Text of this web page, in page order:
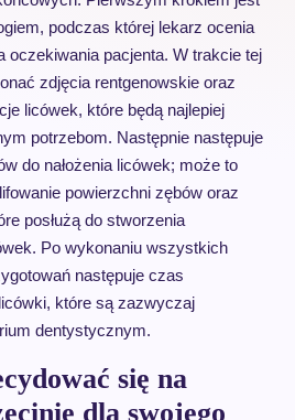
podczas której lekarz ocenia
oczekiwania pacjenta. W trakcie tej
zdjęcia rentgenowskie oraz
licówek, które będą najlepiej
potrzebom. Następnie następuje
do nałożenia licówek; może to
powierzchni zębów oraz
posłużą do stworzenia
Po wykonaniu wszystkich
następuje czas
które są zazwyczaj
dentystycznym.
się na
dla swojego